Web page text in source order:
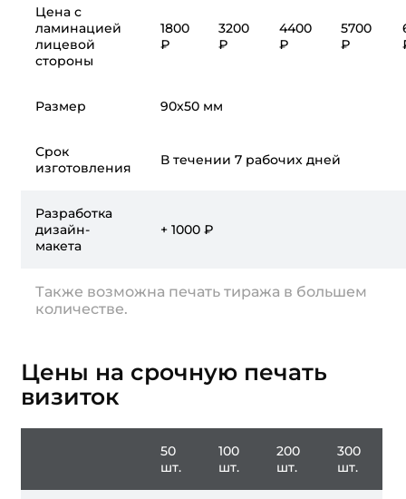
Цена с
ламинацией
лицевой
стороны
1800
₽
3200
₽
4400
₽
5700
₽
Размер 90x50 мм
Срок
изготовления
В течении 7 рабочих дней
Разработка
дизайн-
макета
+ 1000 ₽
Также возможна печать тиража в большем
количестве.
Цены на срочную печать
визиток
50
шт.
100
шт.
200
шт.
300
шт.